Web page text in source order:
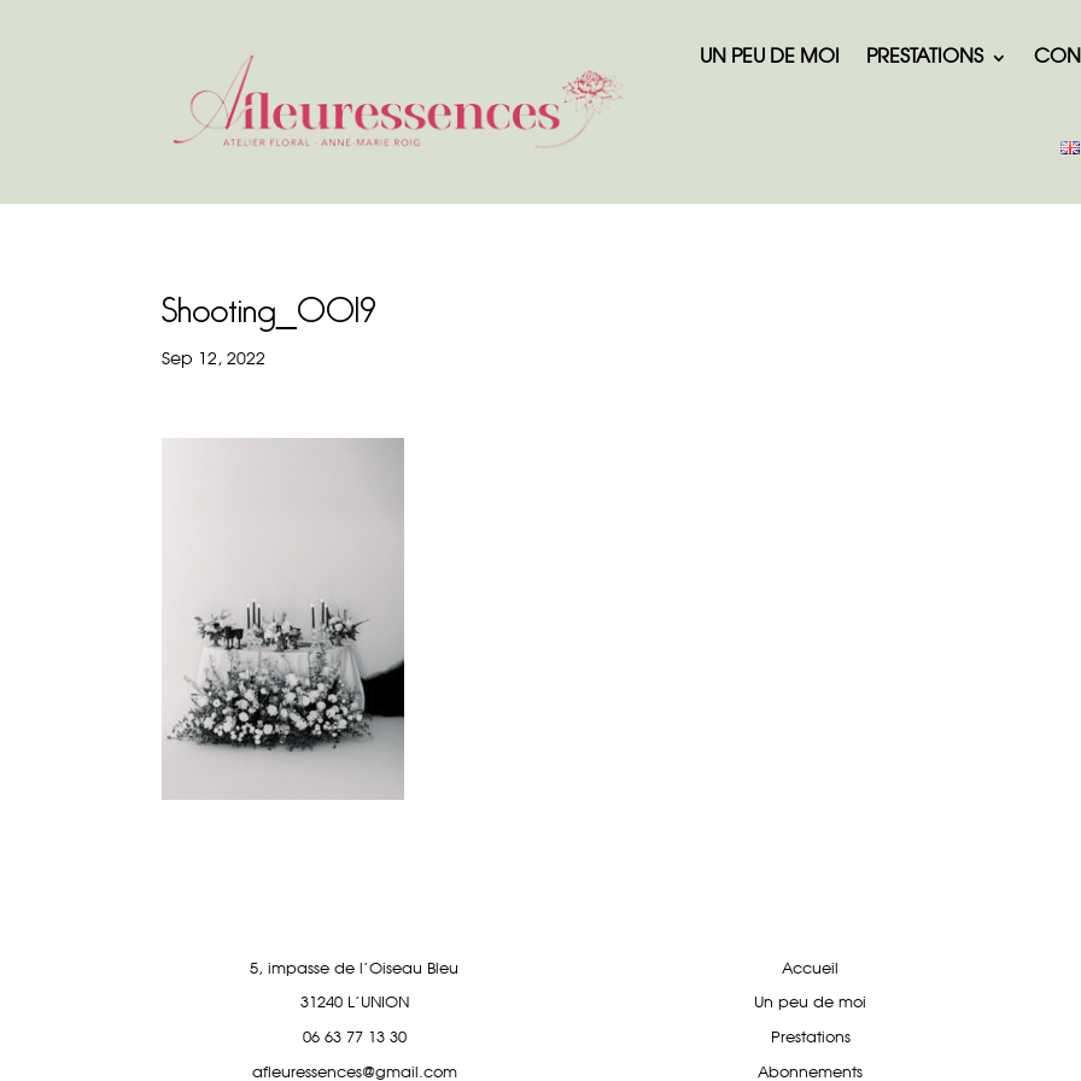
UN PEU DE MOI PRESTATIONS
Shooting_0019
Sep 12, 2022
5, impasse de l'Oiseau Bleu
31240 L'UNION
06 63 77 13 30
afleuressences@gmail.com
Accueil
Un peu de moi
Prestations
Abonnements